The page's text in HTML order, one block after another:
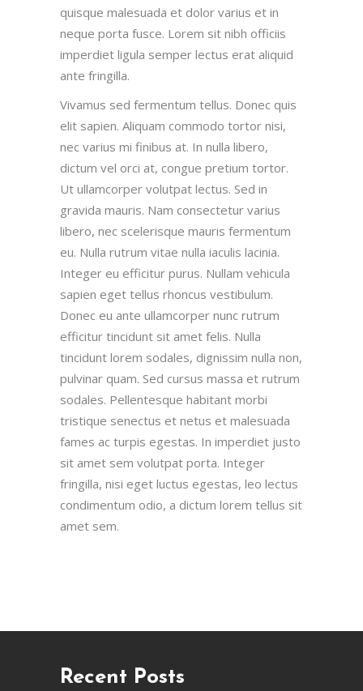
quisque malesuada et dolor varius et in
neque porta fusce. Lorem sit nibh officiis
imperdiet ligula semper lectus erat aliquid
ante fringilla.
Vivamus sed fermentum tellus. Donec quis
elit sapien. Aliquam commodo tortor nisi,
nec varius mi finibus at. In nulla libero,
dictum vel orci at, congue pretium tortor.
Ut ullamcorper volutpat lectus. Sed in
gravida mauris. Nam consectetur varius
libero, nec scelerisque mauris fermentum
eu. Nulla rutrum vitae nulla iaculis lacinia.
Integer eu efficitur purus. Nullam vehicula
sapien eget tellus rhoncus vestibulum.
Donec eu ante ullamcorper nunc rutrum
efficitur tincidunt sit amet felis. Nulla
tincidunt lorem sodales, dignissim nulla non,
pulvinar quam. Sed cursus massa et rutrum
sodales. Pellentesque habitant morbi
tristique senectus et netus et malesuada
fames ac turpis egestas. In imperdiet justo
sit amet sem volutpat porta. Integer
fringilla, nisi eget luctus egestas, leo lectus
condimentum odio, a dictum lorem tellus sit
amet sem.
Recent Posts